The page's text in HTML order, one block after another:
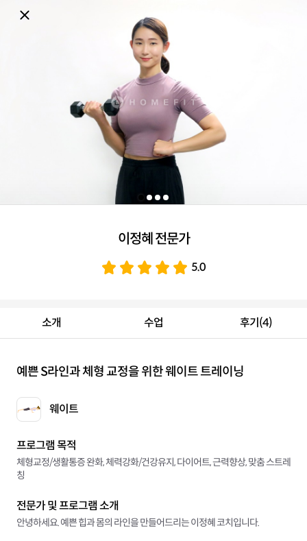
소개 수업 후기(4)
예쁜 S라인과 체형 교정을 위한 웨이트 트레이닝
웨이트
프로그램 목적
체형교정/생활통증 완화, 체력강화/건강유지, 다이어트, 근력향상, 맞춤 스트레
칭
전문가 및 프로그램 소개
안녕하세요. 예쁜 힙과 몸의 라인을 만들어드리는 이정혜 코치입니다.
이정혜 전문가
5.0